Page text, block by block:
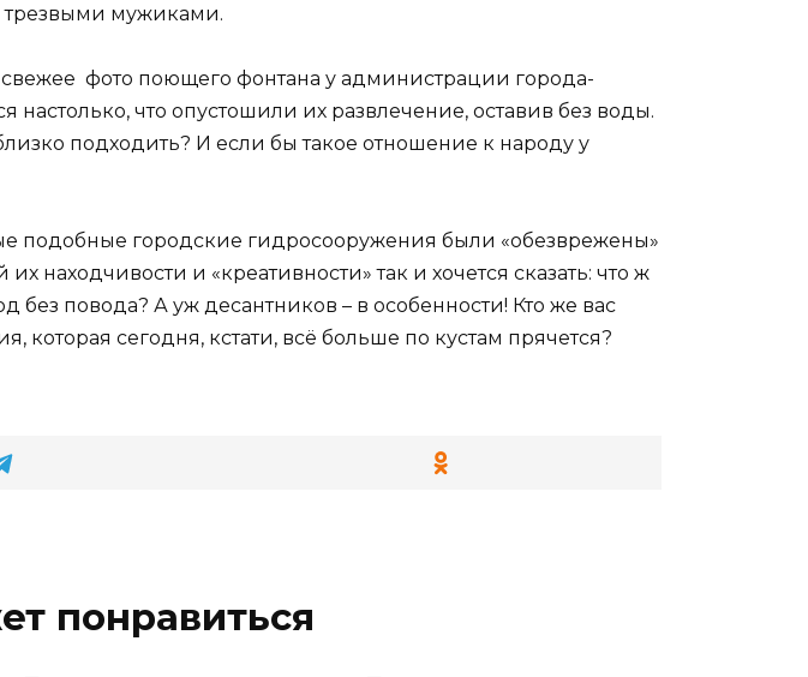
мужиками.
фото поющего фонтана у администрации города-
настолько, что опустошили их развлечение, оставив без воды.
подходить? И если бы такое отношение к народу у
подобные городские гидросооружения были «обезврежены»
и «креативности» так и хочется сказать: что ж
без повода? А уж десантников – в особенности! Кто же вас
которая сегодня, кстати, всё больше по кустам прячется?
понравиться